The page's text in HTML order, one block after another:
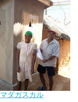
マダガスカル